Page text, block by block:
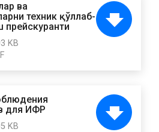
ва
техник қўллаб-
прейскуранти
KB
для ИФР
KB